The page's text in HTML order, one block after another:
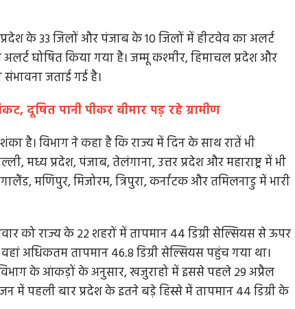
के 33 जिलों और पंजाब के 10 जिलों में हीटवेव का अलर्ट
घोषित किया गया है। जम्मू कश्मीर, हिमाचल प्रदेश और
जताई गई है।
दूषित पानी पीकर बीमार पड़ रहे ग्रामीण
है। विभाग ने कहा है कि राज्य में दिन के साथ रातें भी
मध्य प्रदेश, पंजाब, तेलंगाना, उत्तर प्रदेश और महाराष्ट्र में भी
मणिपुर, मिजोरम, त्रिपुरा, कर्नाटक और तमिलनाडु में भारी
को राज्य के 22 शहरों में तापमान 44 डिग्री सेल्सियस से ऊपर
अधिकतम तापमान 46.8 डिग्री सेल्सियस पहुंच गया था।
विभाग के आंकड़ों के अनुसार, खजुराहो में इससे पहले 29 अप्रैल
में पहली बार प्रदेश के इतने बड़े हिस्से में तापमान 44 डिग्री के